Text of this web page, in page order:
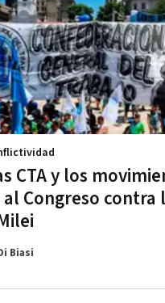
CTA y los
Congreso contra
Biasi